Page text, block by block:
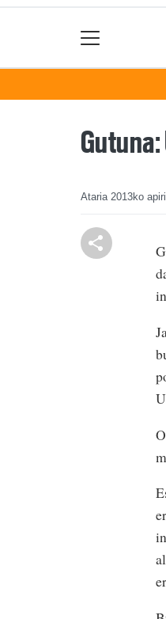
Ataria 2013ko